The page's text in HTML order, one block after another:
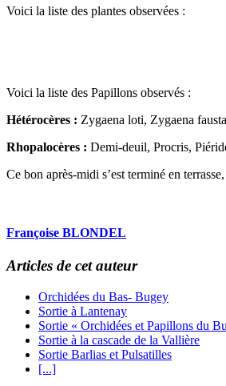
Voici la liste des plantes observées :
Voici la liste des Papillons observés :
Hétérocères : Zygaena loti, Zygaena
Rhopalocères : Demi-deuil, Procris,
Ce bon après-midi s’est terminé en
Françoise BLONDEL
Articles de cet auteur
Orchidées du Bas- Bugey
Sortie à Lantenay
Sortie « Orchidées et Papillons du
Sortie à la cascade de la Vallière
Sortie Barlias et Pulsatilles
[...]